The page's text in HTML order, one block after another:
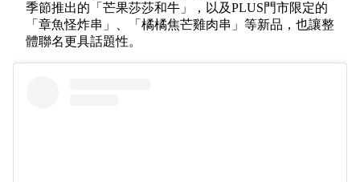
季節推出的「芒果莎莎和牛」，以及PLUS門市限定的
「章魚怪炸串」、「橘橘焦芒雞肉串」等新品，也讓整
體聯名更具話題性。